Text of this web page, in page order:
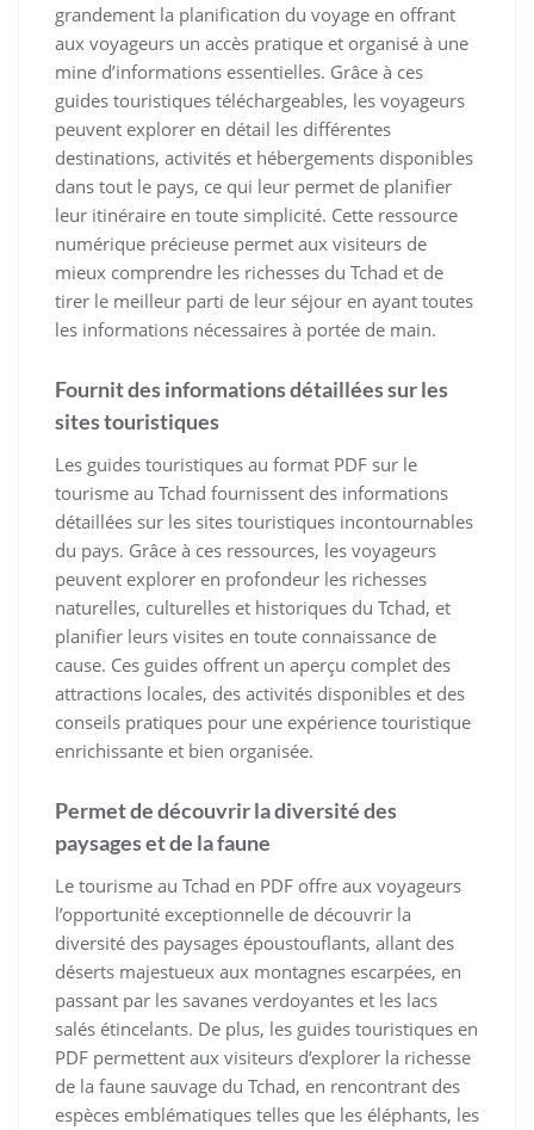
grandement la planification du voyage en offrant
aux voyageurs un accès pratique et organisé à une
mine d’informations essentielles. Grâce à ces
guides touristiques téléchargeables, les voyageurs
peuvent explorer en détail les différentes
destinations, activités et hébergements disponibles
dans tout le pays, ce qui leur permet de planifier
leur itinéraire en toute simplicité. Cette ressource
numérique précieuse permet aux visiteurs de
mieux comprendre les richesses du Tchad et de
tirer le meilleur parti de leur séjour en ayant toutes
les informations nécessaires à portée de main.
Fournit des informations détaillées sur les
sites touristiques
Les guides touristiques au format PDF sur le
tourisme au Tchad fournissent des informations
détaillées sur les sites touristiques incontournables
du pays. Grâce à ces ressources, les voyageurs
peuvent explorer en profondeur les richesses
naturelles, culturelles et historiques du Tchad, et
planifier leurs visites en toute connaissance de
cause. Ces guides offrent un aperçu complet des
attractions locales, des activités disponibles et des
conseils pratiques pour une expérience touristique
enrichissante et bien organisée.
Permet de découvrir la diversité des
paysages et de la faune
Le tourisme au Tchad en PDF offre aux voyageurs
l’opportunité exceptionnelle de découvrir la
diversité des paysages époustouflants, allant des
déserts majestueux aux montagnes escarpées, en
passant par les savanes verdoyantes et les lacs
salés étincelants. De plus, les guides touristiques en
PDF permettent aux visiteurs d’explorer la richesse
de la faune sauvage du Tchad, en rencontrant des
espèces emblématiques telles que les éléphants, les